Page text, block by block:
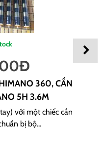
Đ
360, CẦN
5H 3.6M
với một chiếc cần
bị bộ...